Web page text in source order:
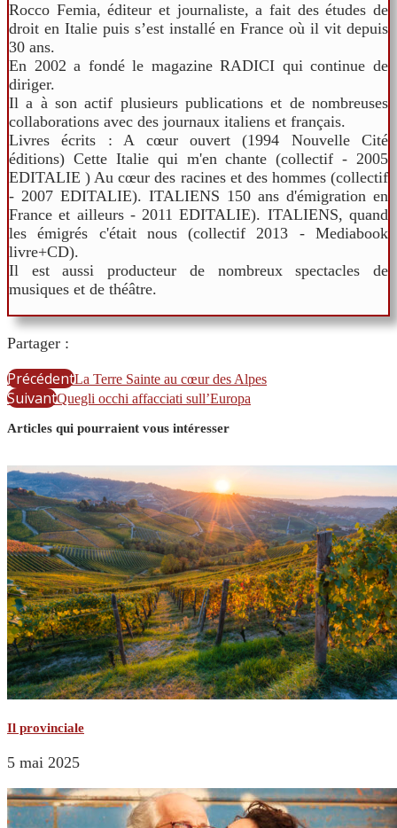
Rocco Femia, éditeur et journaliste, a fait des études de
droit en Italie puis s’est installé en France où il vit depuis
30 ans.
En 2002 a fondé le magazine RADICI qui continue de
diriger.
Il a à son actif plusieurs publications et de nombreuses
collaborations avec des journaux italiens et français.
Livres écrits : A cœur ouvert (1994 Nouvelle Cité
éditions) Cette Italie qui m'en chante (collectif - 2005
EDITALIE ) Au cœur des racines et des hommes (collectif
- 2007 EDITALIE). ITALIENS 150 ans d'émigration en
France et ailleurs - 2011 EDITALIE). ITALIENS, quand
les émigrés c'était nous (collectif 2013 - Mediabook
livre+CD).
Il est aussi producteur de nombreux spectacles de
musiques et de théâtre.
Partager :
PrécédentLa Terre Sainte au cœur des Alpes
SuivantQuegli occhi affacciati sull’Europa
Articles qui pourraient vous intéresser
Il provinciale
5 mai 2025